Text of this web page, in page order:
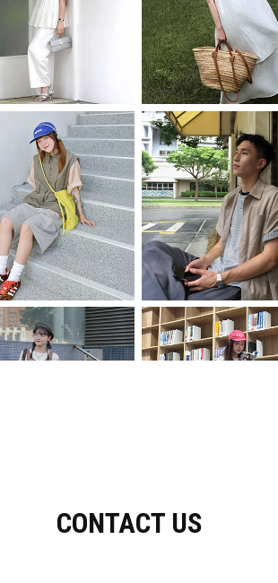
CONTACT US